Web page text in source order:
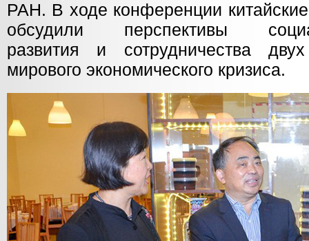
РАН. В ходе конференции
обсудили перспективы
развития и сотрудничества
мирового экономического кризиса.